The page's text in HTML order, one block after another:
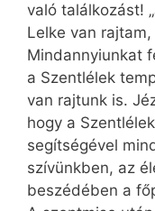
való találkozást!
Lelke van
Mindannyiunkat
a Szentlélek
van rajtunk is.
hogy a
segítségével
szívünkben, az
beszédében a